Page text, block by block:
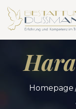
Homepage